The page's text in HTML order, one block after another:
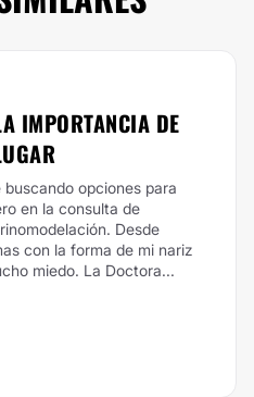
IMPORTANCIA DE
opciones para
en la consulta de
Desde
con la forma de mi nariz
miedo. La Doctora...